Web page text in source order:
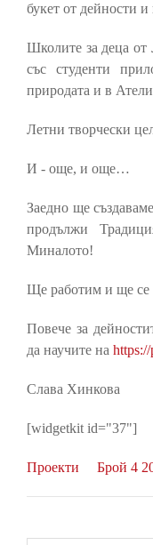
букет от дейности и
Школите за деца от
със студенти
природата и в
Летни творчески
И - още, и още…
Заедно ще
продължи
Миналото!
Ще работим и ще се
Повече за
да научите на
Слава Хинкова
[widgetkit id="37"]
Проекти Брой 4